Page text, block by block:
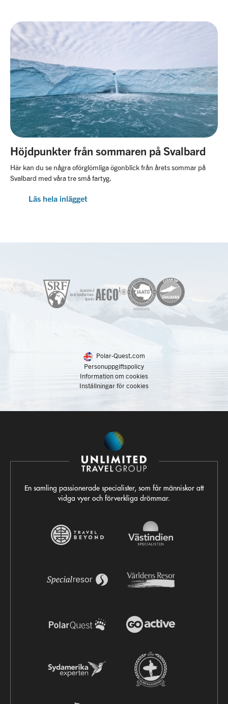
Höjdpunkter från sommaren på Svalbard
Här kan du se några oförglömliga ögonblick från årets sommar på
Svalbard med våra tre små fartyg.
Läs hela inlägget
Polar-Quest.com
Personuppgiftspolicy
Information om cookies
Inställningar för cookies
En samling passionerade specialister, som får människor att
vidga vyer och förverkliga drömmar.